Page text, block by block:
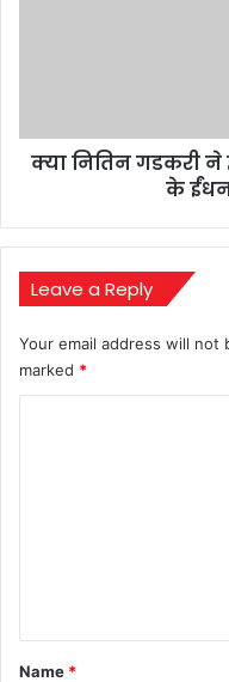
के
ईंधन
दिया?
क्या नितिन गडकरी ने
के ईंधन
Leave a Reply
Your email address will not
marked *
*
Name *